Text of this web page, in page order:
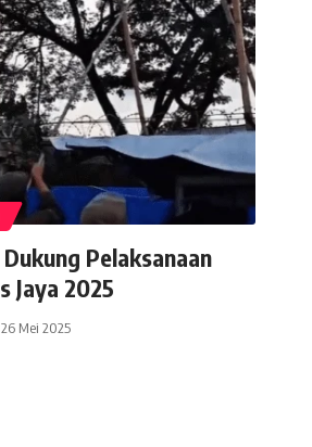
Pelaksanaan
Jaya 2025
Mei 2025